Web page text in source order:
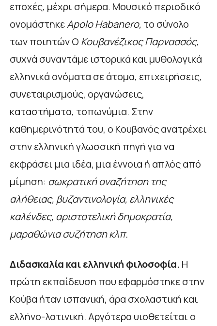
εποχές, μέχρι σήμερα. Μουσικό περιοδικό
ονομάστηκεApoloHabanero, το σύνολο
των ποιητών Ο Κουβανέζικος Παρνασσός,
συχνά συναντάμε ιστορικά και μυθολογικά
ελληνικά ονόματα σε άτομα, επιχειρήσεις,
συνεταιρισμούς, οργανώσεις,
καταστήματα, τοπωνύμια. Στην
καθημερινότητά του, ο Κουβανός ανατρέχει
στην ελληνική γλωσσική πηγή για να
εκφράσει μια ιδέα, μια έννοια ή απλός από
μίμηση: σωκρατική αναζήτηση της
αλήθειας, βυζαντινολογία, ελληνικές
καλένδες, αριστοτελική δημοκρατία,
μαραθώνια συζήτηση κλπ.
Διδασκαλία και ελληνική φιλοσοφία. Η
πρώτη εκπαίδευση που εφαρμόστηκε στην
Κούβα ήταν ισπανική, άρα σχολαστική και
ελλήνο-λατινική. Αργότερα υιοθετείται ο